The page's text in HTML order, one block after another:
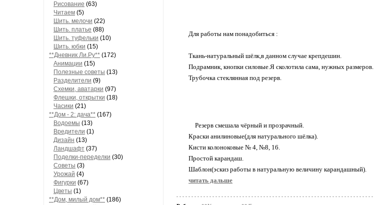
Рисование (63)
Читаем (5)
Шить. мелочи (22)
Шить. платье (88)
Шить. туфельки (10)
Шить. юбки (15)
**Дневник Ли.Ру** (172)
Анимации (15)
Полезные советы (13)
Разделители (9)
Схемки, аватарки (97)
Флешки, открытки (18)
Часики (21)
**Дом - 2: дача** (167)
Водоемы (13)
Вредители (1)
Дизайн (13)
Ландшафт (37)
Поделки-переделки (30)
Советы (3)
Урожай (4)
Фигурки (67)
Цветы (1)
**Дом, милый дом** (186)
Для работы нам понадобиться :
Ткань-натуральный шёлк,в данном случае крепдешин.
Подрамник, кнопки силовые.Я сколотила сама, нужных размеров.
Трубочка стеклянная под резерв.
Резерв смешала чёрный и прозрачный.
Краски анилиновые(для натурального шёлка).
Кисти колоноковые № 4, №8, 16.
Простой карандаш.
Шаблон(эскиз работы в натуральную величину карандашный).
читать дальше